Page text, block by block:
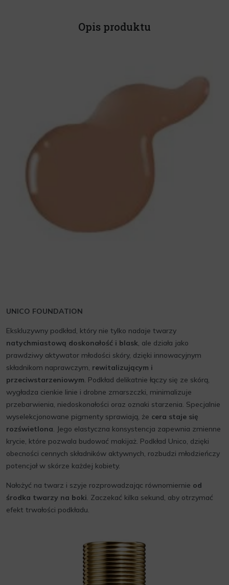
Opis produktu
UNICO FOUNDATION
Ekskluzywny podkład, który nie tylko nadaje twarzy
natychmiastową doskonałość i blask, ale działa jako
prawdziwy aktywator młodości skóry, dzięki innowacyjnym
składnikom naprawczym, rewitalizującym i
przeciwstarzeniowym. Podkład delikatnie łączy się ze skórą,
wygładza cienkie linie i drobne zmarszczki, minimalizuje
przebarwienia, niedoskonałości oraz oznaki starzenia. Specjalnie
wyselekcjonowane pigmenty sprawiają, że cera staje się
rozświetlona. Jego elastyczna konsystencja zapewnia zmienne
krycie, które pozwala budować makijaż. Podkład Unico, dzięki
obecności cennych składników aktywnych, rozbudzi młodzieńczy
potencjał w skórze każdej kobiety.
Nałożyć na twarz i szyje rozprowadzając równomiernie od
środka twarzy na boki. Zaczekać kilka sekund, aby otrzymać
efekt trwałości podkładu.